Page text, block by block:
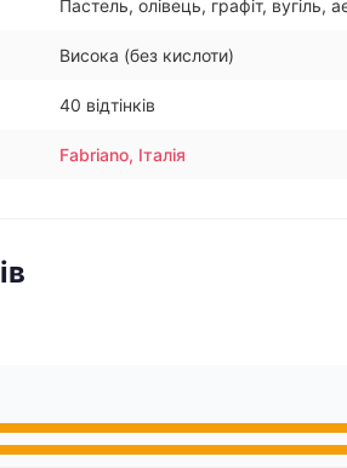
Пастель, олівець, графіт, вугіль,
Висока (без кислоти)
40 відтінків
Fabriano, Італія